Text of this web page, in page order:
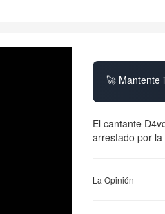
🚀 Mantente
El cantante
arrestado por
La Opinión